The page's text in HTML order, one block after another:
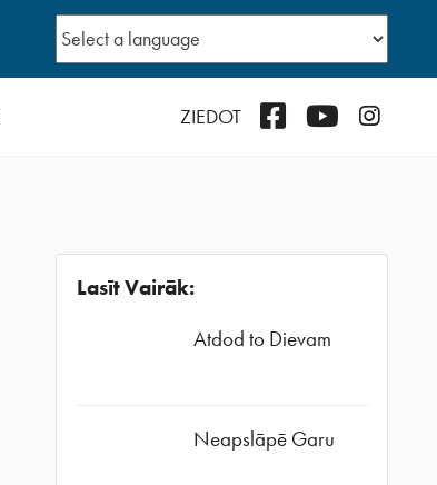
ZIEDOT FacebookYouTube
Lasīt Vairāk:
Atdod to Dievam
Neapslāpē Garu